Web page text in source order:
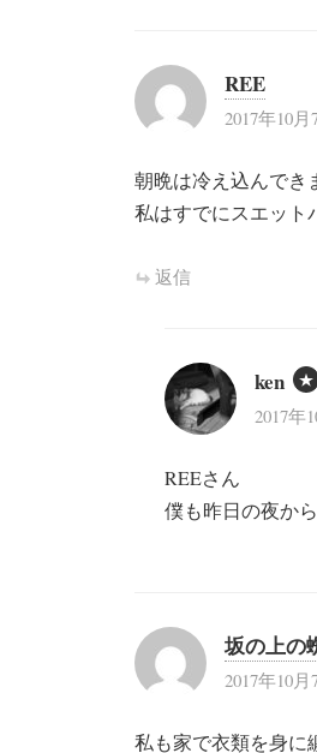
シ
ョ
REE
2017年10
朝晩は冷え込んでき
私はすでにスエット
返信
ken
2017年
REEさん
僕も昨日の夜か
坂の上の
2017年10
私も家で衣類を身に